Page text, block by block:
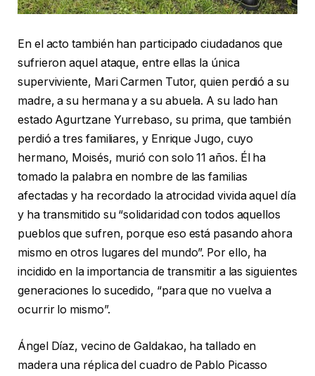
En el acto también han participado ciudadanos que
sufrieron aquel ataque, entre ellas la única
superviviente, Mari Carmen Tutor, quien perdió a su
madre, a su hermana y a su abuela. A su lado han
estado Agurtzane Yurrebaso, su prima, que también
perdió a tres familiares, y Enrique Jugo, cuyo
hermano, Moisés, murió con solo 11 años. Él ha
tomado la palabra en nombre de las familias
afectadas y ha recordado la atrocidad vivida aquel día
y ha transmitido su “solidaridad con todos aquellos
pueblos que sufren, porque eso está pasando ahora
mismo en otros lugares del mundo”. Por ello, ha
incidido en la importancia de transmitir a las siguientes
generaciones lo sucedido, “para que no vuelva a
ocurrir lo mismo”.
Ángel Díaz, vecino de Galdakao, ha tallado en
madera una réplica del cuadro de Pablo Picasso